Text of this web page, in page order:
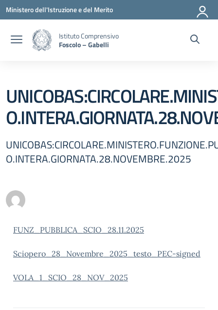
Vai ai contenuti
Vai al menu di navigazione
Vai al footer
Ministero dell'Istruzione e del Merito
Istituto Comprensivo
Foscolo – Gabelli
O.INTERA.GIORNATA.28.NOVEMBRE.2025
FUNZ_PUBBLICA_SCIO_28.11.2025
Sciopero_28_Novembre_2025_testo_PEC-signed
VOLA_1_SCIO_28_NOV_2025